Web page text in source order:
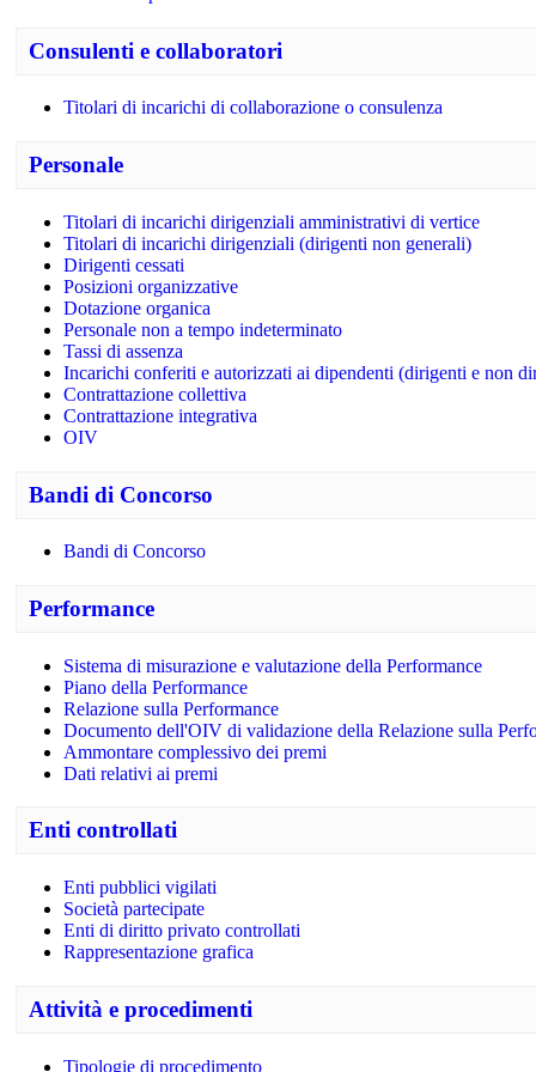
Consulenti e collaboratori
Titolari di incarichi di collaborazione o consulenza
Personale
Titolari di incarichi dirigenziali amministrativi di vertice
Titolari di incarichi dirigenziali (dirigenti non generali)
Dirigenti cessati
Posizioni organizzative
Dotazione organica
Personale non a tempo indeterminato
Tassi di assenza
Incarichi conferiti e autorizzati ai dipendenti (dirigenti e non
Contrattazione collettiva
Contrattazione integrativa
OIV
Bandi di Concorso
Bandi di Concorso
Performance
Sistema di misurazione e valutazione della Performance
Piano della Performance
Relazione sulla Performance
Documento dell'OIV di validazione della Relazione sulla
Ammontare complessivo dei premi
Dati relativi ai premi
Enti controllati
Enti pubblici vigilati
Società partecipate
Enti di diritto privato controllati
Rappresentazione grafica
Attività e procedimenti
Tipologie di procedimento